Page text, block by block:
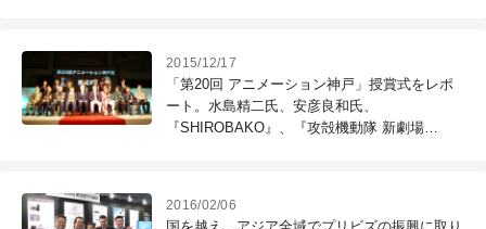
2015/12/17
「第20回 アニメーション神戸」授賞式をレポ
ート。水島精二氏、安彦良和氏、
『SHIROBAKO』、『攻殻機動隊 新劇場
2016/02/06